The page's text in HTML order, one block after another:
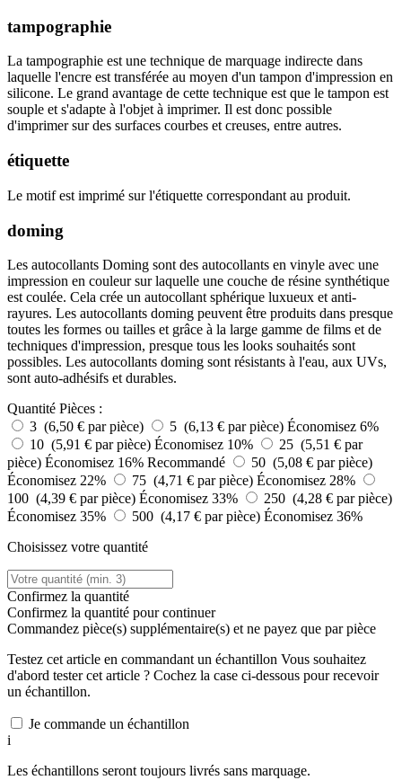
tampographie
La tampographie est une technique de marquage indirecte dans
laquelle l'encre est transférée au moyen d'un tampon d'impression en
silicone. Le grand avantage de cette technique est que le tampon est
souple et s'adapte à l'objet à imprimer. Il est donc possible
d'imprimer sur des surfaces courbes et creuses, entre autres.
étiquette
Le motif est imprimé sur l'étiquette correspondant au produit.
doming
Les autocollants Doming sont des autocollants en vinyle avec une
impression en couleur sur laquelle une couche de résine synthétique
est coulée. Cela crée un autocollant sphérique luxueux et anti-
rayures. Les autocollants doming peuvent être produits dans presque
toutes les formes ou tailles et grâce à la large gamme de films et de
techniques d'impression, presque tous les looks souhaités sont
possibles. Les autocollants doming sont résistants à l'eau, aux UVs,
sont auto-adhésifs et durables.
Quantité Pièces :
3 (6,50 € par pièce)
5 (6,13 € par pièce) Économisez 6%
10 (5,91 € par pièce) Économisez 10%
25 (5,51 € par
pièce) Économisez 16% Recommandé
50 (5,08 € par pièce)
Économisez 22%
75 (4,71 € par pièce) Économisez 28%
100 (4,39 € par pièce) Économisez 33%
250 (4,28 € par pièce)
Économisez 35%
500 (4,17 € par pièce) Économisez 36%
Choisissez votre quantité
Confirmez la quantité
Confirmez la quantité pour continuer
Commandez pièce(s) supplémentaire(s) et ne payez que par pièce
Testez cet article en commandant un échantillon Vous souhaitez
d'abord tester cet article ? Cochez la case ci-dessous pour recevoir
un échantillon.
Je commande un échantillon
i
Les échantillons seront toujours livrés sans marquage.